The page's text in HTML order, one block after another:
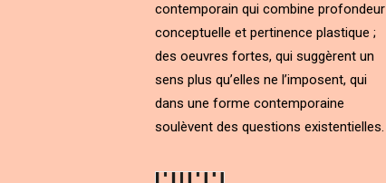
contemporain qui combine profondeur
conceptuelle et pertinence plastique ;
des oeuvres fortes, qui suggèrent un
sens plus qu’elles ne l’imposent, qui
dans une forme contemporaine
soulèvent des questions existentielles.